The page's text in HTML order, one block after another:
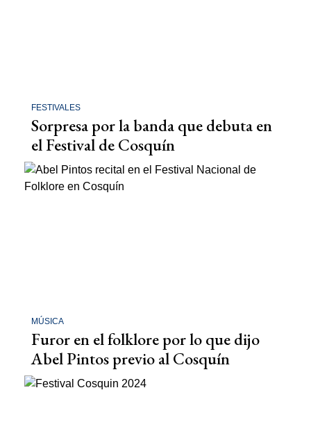
FESTIVALES
Sorpresa por la banda que debuta en
el Festival de Cosquín
MÚSICA
Furor en el folklore por lo que dijo
Abel Pintos previo al Cosquín